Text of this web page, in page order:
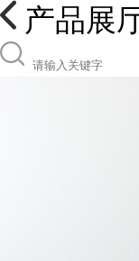
产品展